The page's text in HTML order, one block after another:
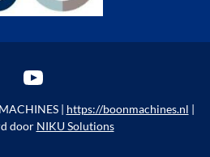
YouTube
| https://boonmachines.nl |
door NIKU Solutions